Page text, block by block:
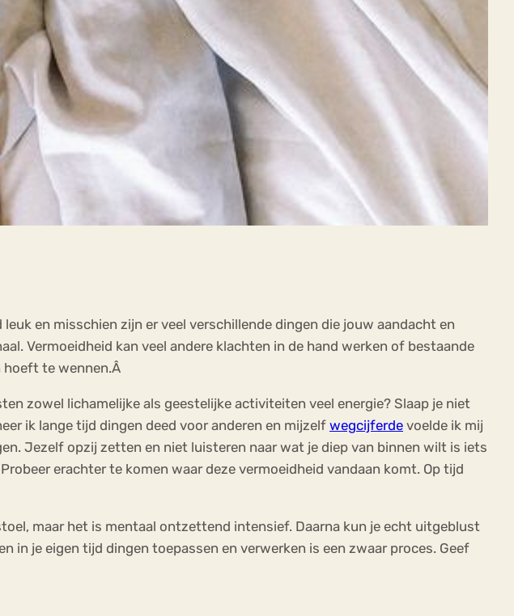
en misschien zijn er veel verschillende dingen die jouw aandacht en
Vermoeidheid kan veel andere klachten in de hand werken of bestaande
hoeft te wennen.Â
zowel lichamelijke als geestelijke activiteiten veel energie? Slaap je niet
ik lange tijd dingen deed voor anderen en mijzelf wegcijferde voelde ik mij
Jezelf opzij zetten en niet luisteren naar wat je diep van binnen wilt is iets
erachter te komen waar deze vermoeidheid vandaan komt. Op tijd
maar het is mentaal ontzettend intensief. Daarna kun je echt uitgeblust
in je eigen tijd dingen toepassen en verwerken is een zwaar proces. Geef